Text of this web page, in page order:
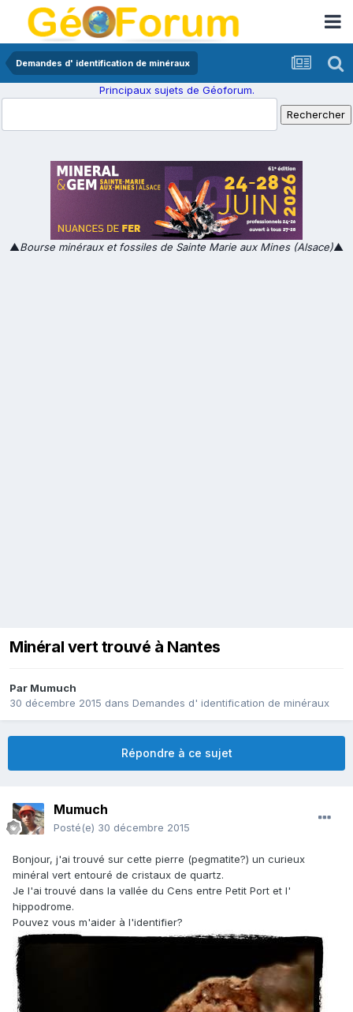
Demandes d' identification de minéraux
Principaux sujets de Géoforum.
▲Bourse minéraux et fossiles de Sainte Marie aux Mines (Alsace)▲
Minéral vert trouvé à Nantes
Par Mumuch
30 décembre 2015 dans Demandes d' identification de minéraux
Répondre à ce sujet
Mumuch
Posté(e) 30 décembre 2015
Bonjour, j'ai trouvé sur cette pierre (pegmatite?) un curieux
minéral vert entouré de cristaux de quartz.
Je l'ai trouvé dans la vallée du Cens entre Petit Port et l'
hippodrome.
Pouvez vous m'aider à l'identifier?